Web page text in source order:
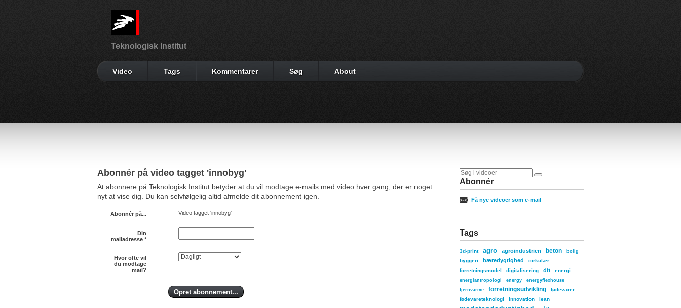
Teknologisk Institut
Video Tags Kommentarer Søg About
Abonnér
Få nye videoer som e-mail
Tags
3d-print agro agroindustrien beton bolig
byggeri bæredygtighed
cirkulær
forretningsmodel
digitalisering dti energi
energiantropologi energy
energyflexhouse
fjernvarme
forretningsudvikling
fødevarer
fødevareteknologi
innovation lean
Abonnér på video tagget 'innobyg'
At abonnere på Teknologisk Institut betyder at du vil modtage e-mails med video hver gang, der er noget
nyt at vise dig. Du kan selvfølgelig altid afmelde dit abonnement igen.
Abonnér på... Video tagget 'innobyg'
Din
mailadresse *
Hvor ofte vil
du modtage
mail?